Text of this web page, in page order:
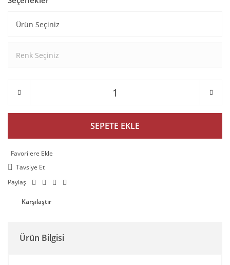
SEPETE EKLE
Tavsiye Et
Paylaş
Karşılaştır
Ürün Bilgisi